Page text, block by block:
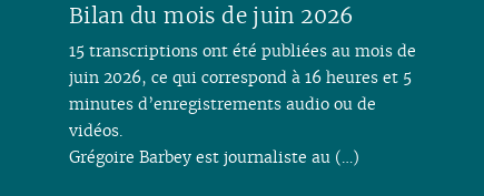
Bilan du mois de juin 2026
15 transcriptions ont été publiées au mois de
juin 2026, ce qui correspond à 16 heures et 5
minutes d’enregistrements audio ou de
vidéos.
Grégoire Barbey est journaliste au (…)